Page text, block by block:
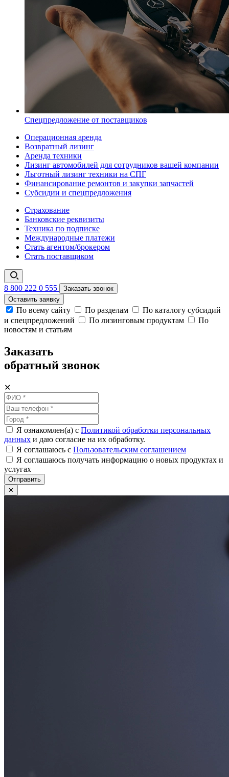
Спецпредложение от поставщиков
Операционная аренда
Возвратный лизинг
Аренда техники
Лизинг автомобилей для сотрудников вашей компании
Льготный лизинг техники на СПГ
Финансирование ремонтов и закупки запчастей
Субсидии и спецпредложения
Страхование
Банковские реквизиты
Техника по подписке
Международные платежи
Стать агентом/брокером
Стать поставщиком
8 800 222 0 555
Заказать звонок
Оставить заявку
По всему сайту По разделам
По каталогу субсидий
и спецпредложений
По лизинговым продуктам
По
новостям и статьям
Заказать
обратный звонок
✕
Я ознакомлен(а) с Политикой обработки персональных
данных и даю согласие на их обработку.
Я соглашаюсь c Пользовательским соглашением
Я соглашаюсь получать информацию о новых продуктах и
услугах
Отправить
✕